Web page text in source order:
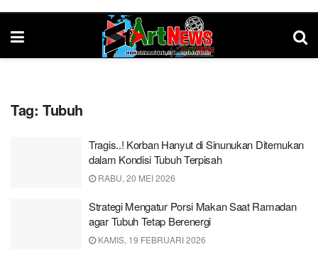
Tag: Tubuh
Tragis..! Korban Hanyut di Sinunukan Ditemukan
dalam Kondisi Tubuh Terpisah
RABU, 20 MEI 2026
Strategi Mengatur Porsi Makan Saat Ramadan
agar Tubuh Tetap Berenergi
KAMIS, 19 FEBRUARI 2026